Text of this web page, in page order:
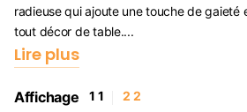
radieuse qui ajoute une touche de gaieté
tout décor de table....
Lire plus
Affichage 1 1 2 2